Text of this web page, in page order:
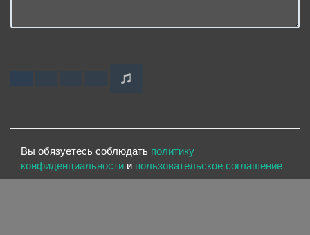
Вы обязуетесь соблюдать политику
конфиденциальности и пользовательское соглашение